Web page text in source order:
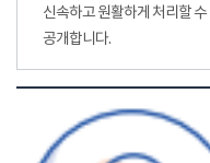
신속하고 원활하게 처리할
공개합니다.